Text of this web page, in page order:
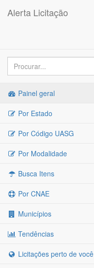
Alerta Licitação
Painel geral
Por Estado
Por Código UASG
Por Modalidade
Busca Itens
Por CNAE
Municípios
Tendências
Licitações perto de você